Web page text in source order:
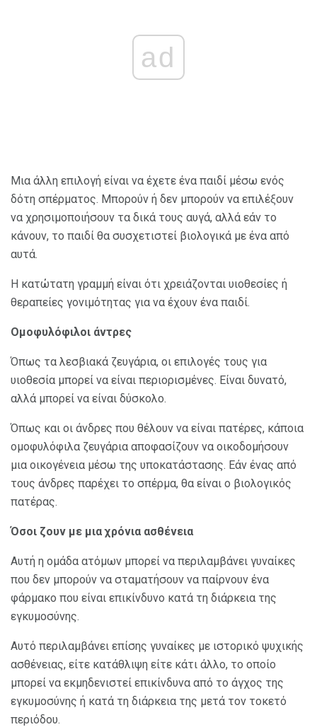
ad
Μια άλλη επιλογή είναι να έχετε ένα παιδί μέσω ενός
δότη σπέρματος. Μπορούν ή δεν μπορούν να επιλέξουν
να χρησιμοποιήσουν τα δικά τους αυγά, αλλά εάν το
κάνουν, το παιδί θα συσχετιστεί βιολογικά με ένα από
αυτά.
Η κατώτατη γραμμή είναι ότι χρειάζονται υιοθεσίες ή
θεραπείες γονιμότητας για να έχουν ένα παιδί.
Ομοφυλόφιλοι άντρες
Όπως τα λεσβιακά ζευγάρια, οι επιλογές τους για
υιοθεσία μπορεί να είναι περιορισμένες. Είναι δυνατό,
αλλά μπορεί να είναι δύσκολο.
Όπως και οι άνδρες που θέλουν να είναι πατέρες, κάποια
ομοφυλόφιλα ζευγάρια αποφασίζουν να οικοδομήσουν
μια οικογένεια μέσω της υποκατάστασης. Εάν ένας από
τους άνδρες παρέχει το σπέρμα, θα είναι ο βιολογικός
πατέρας.
Όσοι ζουν με μια χρόνια ασθένεια
Αυτή η ομάδα ατόμων μπορεί να περιλαμβάνει γυναίκες
που δεν μπορούν να σταματήσουν να παίρνουν ένα
φάρμακο που είναι επικίνδυνο κατά τη διάρκεια της
εγκυμοσύνης.
Αυτό περιλαμβάνει επίσης γυναίκες με ιστορικό ψυχικής
ασθένειας, είτε κατάθλιψη είτε κάτι άλλο, το οποίο
μπορεί να εκμηδενιστεί επικίνδυνα από το άγχος της
εγκυμοσύνης ή κατά τη διάρκεια της μετά τον τοκετό
περιόδου.